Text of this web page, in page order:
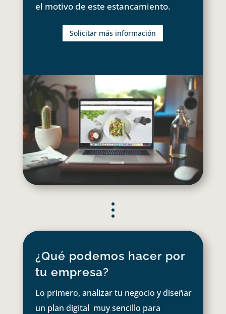
el motivo de este estancamiento.
Solicitar más información
¿Qué podemos hacer por
tu empresa?
Lo primero, analizar tu negocio y diseñar
un plan digital muy sencillo para